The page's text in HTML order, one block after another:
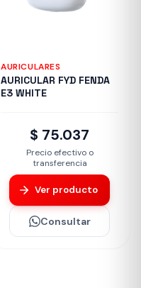
AURICULARES
AURICULAR FYD FENDA
E3 WHITE
$ 75.037
Precio efectivo o
transferencia
Ver producto
Consultar